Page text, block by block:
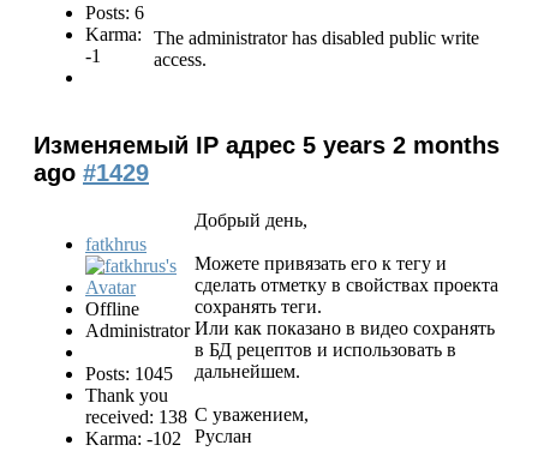
Posts: 6
Karma:
-1
The administrator has disabled public write
access.
Изменяемый IP адрес 5 years 2 months
ago #1429
fatkhrus
Offline
Administrator
Posts: 1045
Thank you
received: 138
Karma: -102
Добрый день,
Можете привязать его к тегу и
сделать отметку в свойствах проекта
сохранять теги.
Или как показано в видео сохранять
в БД рецептов и использовать в
дальнейшем.
С уважением,
Руслан